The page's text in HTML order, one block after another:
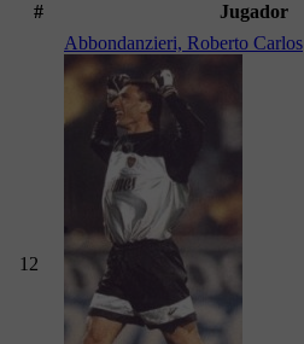
# Jugador
12
Abbondanzieri, Roberto Carlos